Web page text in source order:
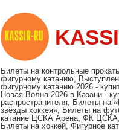
Билеты на контрольные
фигурному катанию,
фигурному катанию 2026 -
Новая Волна 2026 в Казани -
распространителя, Билеты на
звёзды хоккея», Билеты на
катание ЦСКА Арена, ФК
Билеты на хоккей, Фигурное